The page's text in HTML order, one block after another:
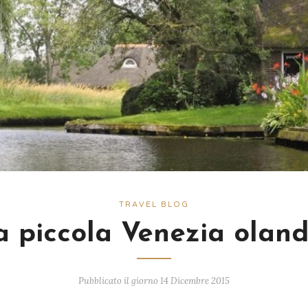
TRAVEL BLOG
piccola Venezia
Pubblicato il giorno 14 Dicembre 2015